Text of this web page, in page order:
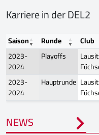
Karriere in der DEL2
Saison Runde Club
2023-
2024
Playoffs
2023-
2024
Hauptrunde
NEWS